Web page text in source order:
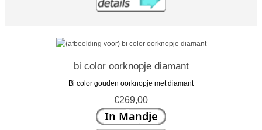
bi color oorknopje diamant
Bi color gouden oorknopje met diamant
€269,00